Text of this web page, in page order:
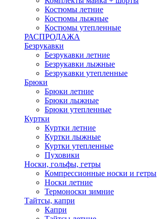
Костюмы летние
Костюмы лыжные
Костюмы утепленные
РАСПРОДАЖА
Безрукавки
Безрукавки летние
Безрукавки лыжные
Безрукавки утепленные
Брюки
Брюки летние
Брюки лыжные
Брюки утепленные
Куртки
Куртки летние
Куртки лыжные
Куртки утепленные
Пуховики
Носки, гольфы, гетры
Компрессионные носки и гетры
Носки летние
Термоноски зимние
Тайтсы, капри
Капри